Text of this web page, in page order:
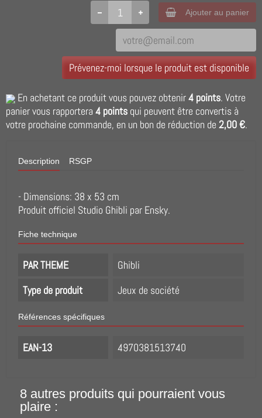
Ajouter au panier
Prévenez-moi lorsque le produit est disponible
En achetant ce produit vous pouvez obtenir4 points. Votre
panier vous rapportera 4 points qui peuvent être convertis à
votre prochaine commande, en un bon de réduction de 2,00 €.
Description RSGP
- Dimensions: 38 x 53 cm
Produit officiel Studio Ghibli par Ensky.
Fiche technique
PAR THEME
Ghibli
Type de produit
Jeux de société
Références spécifiques
EAN-13 4970381513740
8 autres produits qui pourraient vous
plaire :